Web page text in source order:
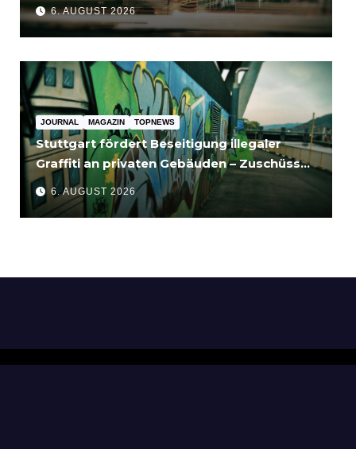
6. AUGUST 2026
JOURNAL MAGAZIN TOPNEWS
Stuttgart fördert Beseitigung illegaler
Graffiti an privaten Gebäuden – Zuschüsse
bis 3.500 Euro
6. AUGUST 2026